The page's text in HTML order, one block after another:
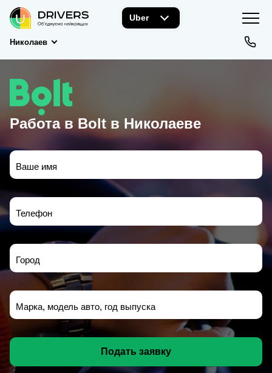
Uber
Николаев
Работа в Bolt в Николаеве
Ваше имя
Телефон
Город
Марка, модель авто, год выпуска
Подать заявку